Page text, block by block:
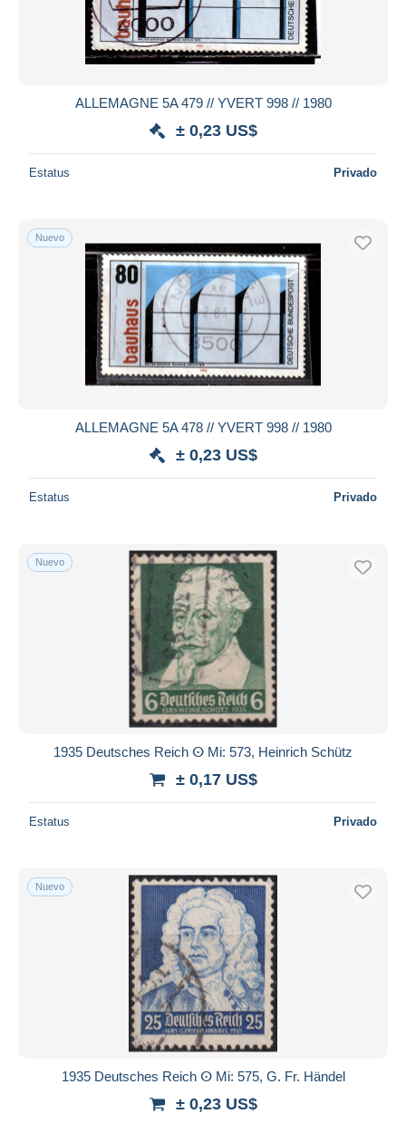
ALLEMAGNE 5A 479 // YVERT 998 // 1980
± 0,23 US$
Estatus Privado
Nuevo
ALLEMAGNE 5A 478 // YVERT 998 // 1980
± 0,23 US$
Estatus Privado
Nuevo
1935 Deutsches Reich ⵙ Mi: 573, Heinrich Schütz
± 0,17 US$
Estatus Privado
Nuevo
1935 Deutsches Reich ⵙ Mi: 575, G. Fr. Händel
± 0,23 US$